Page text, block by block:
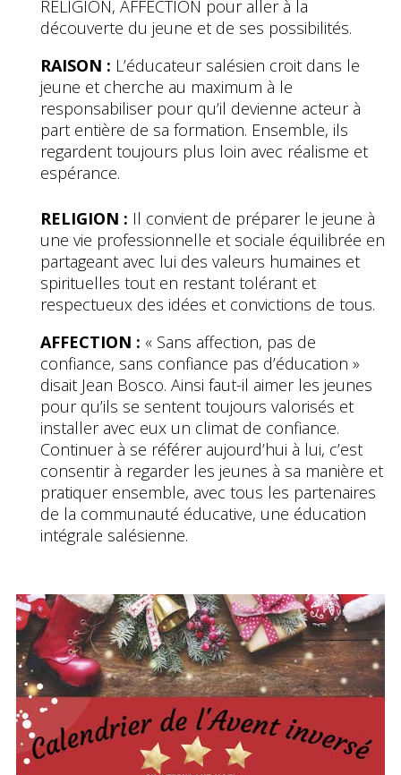
RELIGION, AFFECTION pour aller à la
découverte du jeune et de ses possibilités.
RAISON : L’éducateur salésien croit dans le
jeune et cherche au maximum à le
responsabiliser pour qu’il devienne acteur à
part entière de sa formation. Ensemble, ils
regardent toujours plus loin avec réalisme et
espérance.
RELIGION : Il convient de préparer le jeune à
une vie professionnelle et sociale équilibrée en
partageant avec lui des valeurs humaines et
spirituelles tout en restant tolérant et
respectueux des idées et convictions de tous.
AFFECTION : « Sans affection, pas de
confiance, sans confiance pas d’éducation »
disait Jean Bosco. Ainsi faut-il aimer les jeunes
pour qu’ils se sentent toujours valorisés et
installer avec eux un climat de confiance.
Continuer à se référer aujourd’hui à lui, c’est
consentir à regarder les jeunes à sa manière et
pratiquer ensemble, avec tous les partenaires
de la communauté éducative, une éducation
intégrale salésienne.